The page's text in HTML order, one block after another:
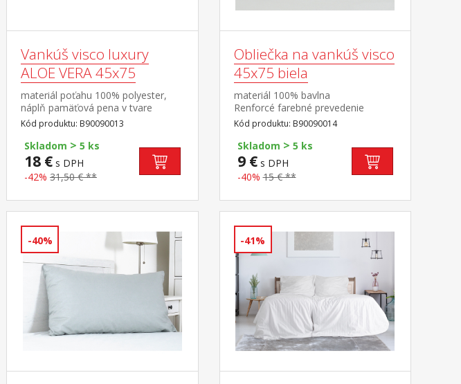
Vankúš visco luxury
ALOE VERA 45x75
materiál poťahu 100% polyester,
náplň pamäťová pena v tvare
tyčiniek Viscolattice
MEMORY termosenzitívny, tvarová
pamäť, elegantne prešitý poťah s
ALOE VERA prateľný do 30 °C
Kód produktu: B90090013
Skladom > 5 ks
18 € s DPH
-42% 31,50 € **
Obliečka na vankúš visco
45x75 biela
materiál 100% bavlna
Renforcé farebné prevedenie
biela prateľný do 60 °C
Kód produktu: B90090014
Skladom > 5 ks
9 €s DPH
-40% 15 € **
-40% -41%